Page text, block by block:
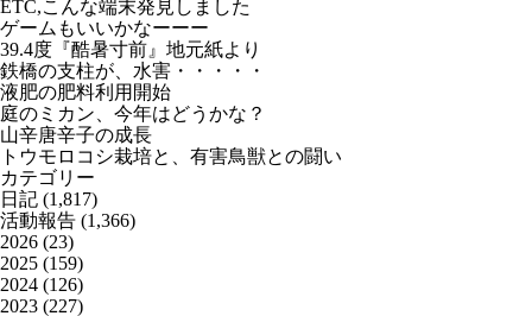
ETC,こんな端末発見しました
ゲームもいいかなーーー
39.4度『酷暑寸前』地元紙より
鉄橋の支柱が、水害・・・・・
液肥の肥料利用開始
庭のミカン、今年はどうかな？
山辛唐辛子の成長
トウモロコシ栽培と、有害鳥獣との闘い
カテゴリー
日記 (1,817)
活動報告 (1,366)
2026 (23)
2025 (159)
2024 (126)
2023 (227)